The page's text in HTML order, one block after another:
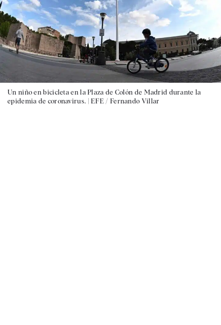
Un niño en bicicleta en la Plaza de Colón de Madrid durante la
epidemia de coronavirus. |EFE / Fernando Villar